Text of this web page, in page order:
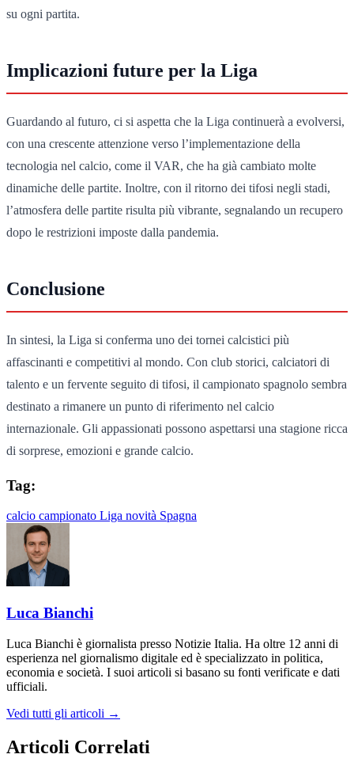
su ogni partita.
Implicazioni future per la Liga
Guardando al futuro, ci si aspetta che la Liga continuerà a evolversi,
con una crescente attenzione verso l’implementazione della
tecnologia nel calcio, come il VAR, che ha già cambiato molte
dinamiche delle partite. Inoltre, con il ritorno dei tifosi negli stadi,
l’atmosfera delle partite risulta più vibrante, segnalando un recupero
dopo le restrizioni imposte dalla pandemia.
Conclusione
In sintesi, la Liga si conferma uno dei tornei calcistici più
affascinanti e competitivi al mondo. Con club storici, calciatori di
talento e un fervente seguito di tifosi, il campionato spagnolo sembra
destinato a rimanere un punto di riferimento nel calcio
internazionale. Gli appassionati possono aspettarsi una stagione ricca
di sorprese, emozioni e grande calcio.
Tag:
calcio campionato Liga novità Spagna
Luca Bianchi
Luca Bianchi è giornalista presso Notizie Italia. Ha oltre 12 anni di
esperienza nel giornalismo digitale ed è specializzato in politica,
economia e società. I suoi articoli si basano su fonti verificate e dati
ufficiali.
Vedi tutti gli articoli →
Articoli Correlati